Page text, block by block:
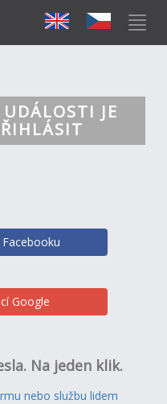
JE
Google
Na jeden klik.
nebo službu lidem